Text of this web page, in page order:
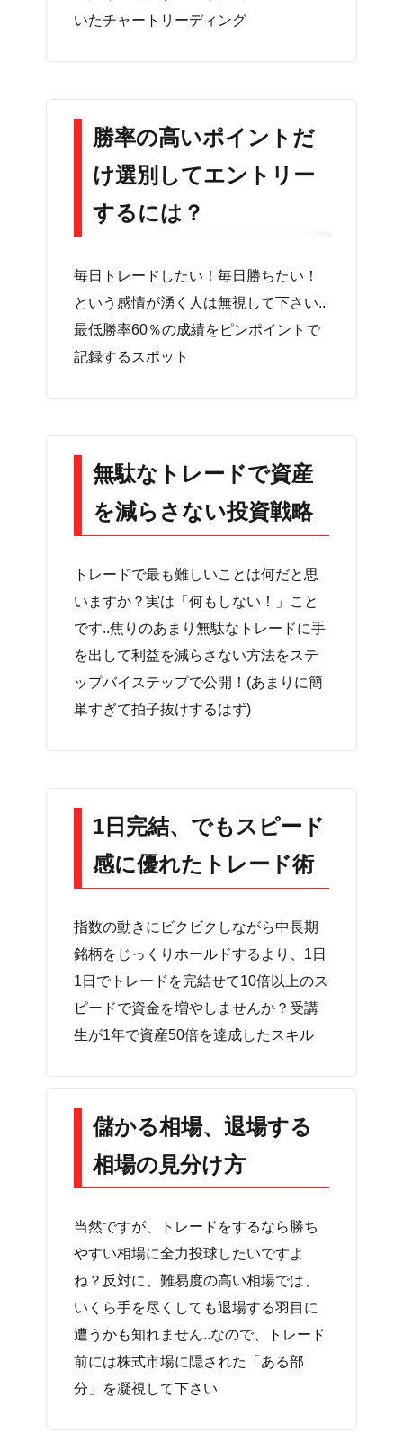
いたチャートリーディング
勝率の高いポイントだ
け選別してエントリー
するには？
毎日トレードしたい！毎日勝ちたい！
という感情が湧く人は無視して下さい..
最低勝率60％の成績をピンポイントで
記録するスポット
無駄なトレードで資産
を減らさない投資戦略
トレードで最も難しいことは何だと思
いますか？実は「何もしない！」こと
です..焦りのあまり無駄なトレードに手
を出して利益を減らさない方法をステ
ップバイステップで公開！(あまりに簡
単すぎて拍子抜けするはず)
1日完結、でもスピード
感に優れたトレード術
指数の動きにビクビクしながら中長期
銘柄をじっくりホールドするより、1日
1日でトレードを完結せて10倍以上のス
ピードで資金を増やしませんか？受講
生が1年で資産50倍を達成したスキル
儲かる相場、退場する
相場の見分け方
当然ですが、トレードをするなら勝ち
やすい相場に全力投球したいですよ
ね？反対に、難易度の高い相場では、
いくら手を尽くしても退場する羽目に
遭うかも知れません..なので、トレード
前には株式市場に隠された「ある部